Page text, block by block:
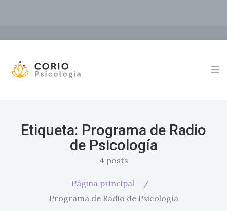
Etiqueta: Programa de Radio
de Psicología
4 posts
Página principal
/
Programa de Radio de Psicología